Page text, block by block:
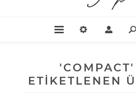
ETIKETLENEN